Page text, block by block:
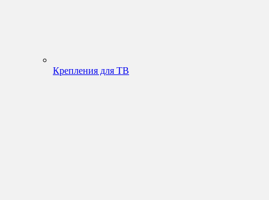
Крепления для ТВ